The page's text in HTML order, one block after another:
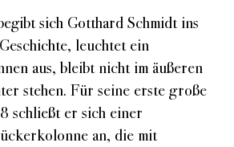
sich Gotthard Schmidt ins
leuchtet ein
aus, bleibt nicht im äußeren
stehen. Für seine erste große
schließt er sich einer
an, die mit